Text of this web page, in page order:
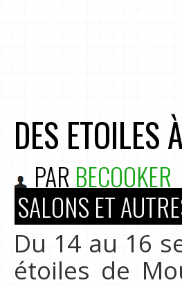
DES ETOILES
PAR BECOOKER
SALONS ET
Du 14 au 16
étoiles de